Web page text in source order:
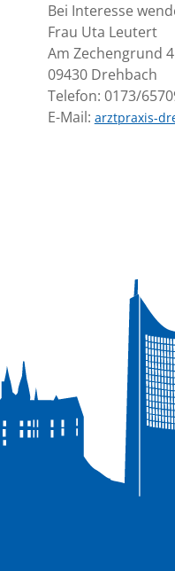
Bei Interesse
Frau Uta Leutert
Am Zechengrund 4
09430 Drehbach
Telefon: 0173/
E-Mail: arztpraxis-